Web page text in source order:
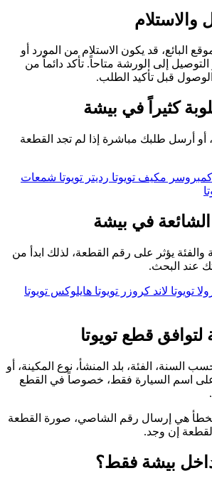
والاستلام
قد يكون الاستلام من المورد أو
إلى الورشة متاحاً. تأكد دائماً من
قبل تأكيد الطلب.
كثيراً في بيشة
أو أرسل طلبك مباشرة إذا لم تجد القطعة
كمبروسر مكيف تويوتا رديتر تويوتا شمعات
الشائعة في بيشة
والفئة يؤثر على رقم القطعة، لذلك ابدأ من
عند البحث.
تويوتا لاند كروزر تويوتا هايلوكس تويوتا
قطع تويوتا
السنة، الفئة، بلد المنشأ، نوع المكينة، أو
على اسم السيارة فقط، خصوصاً في القطع
هي إرسال رقم الشاصي، صورة القطعة
إن وجد.
بيشة فقط؟